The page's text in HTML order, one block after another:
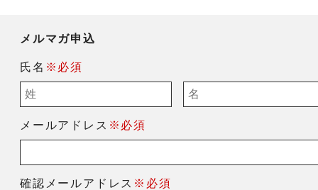
メルマガ申込
氏名 ※必須
メールアドレス ※必須
確認メールアドレス ※必須